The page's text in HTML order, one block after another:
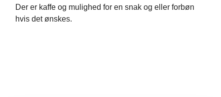
Der er kaffe og mulighed for en snak og eller forbøn
hvis det ønskes.